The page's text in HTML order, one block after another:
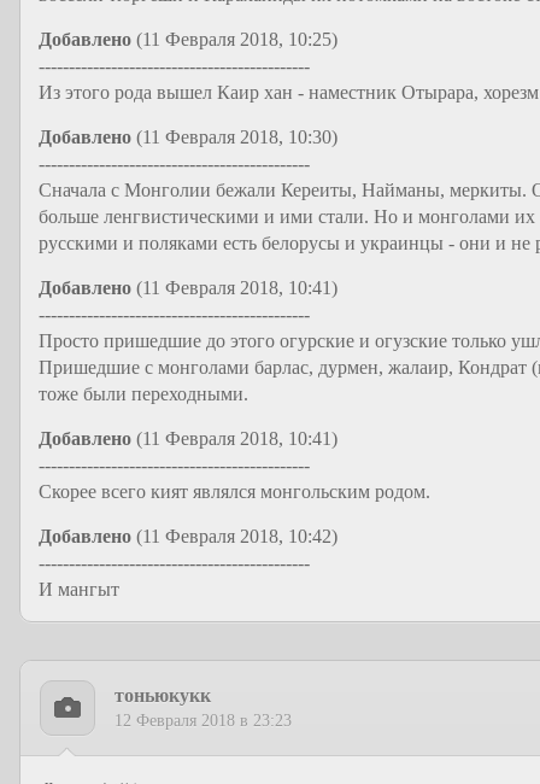
Добавлено (11 Февраля 2018, 10:25)
---------------------------------------------
Из этого рода вышел Каир хан - наместник Отырара,
Добавлено (11 Февраля 2018, 10:30)
---------------------------------------------
Сначала с Монголии бежали Кереиты, Найманы, меркиты.
больше ленгвистическими и ими стали. Но и монголами
русскими и поляками есть белорусы и украинцы - они и не
Добавлено (11 Февраля 2018, 10:41)
---------------------------------------------
Просто пришедшие до этого огурские и огузские только
Пришедшие с монголами барлас, дурмен, жалаир, Кондрат
тоже были переходными.
Добавлено (11 Февраля 2018, 10:41)
---------------------------------------------
Скорее всего кият являлся монгольским родом.
Добавлено (11 Февраля 2018, 10:42)
---------------------------------------------
И мангыт
тоньюкукк
12 Февраля 2018 в 23:23